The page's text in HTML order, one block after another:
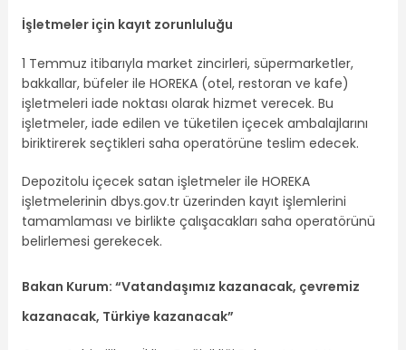
İşletmeler için kayıt zorunluluğu
1 Temmuz itibarıyla market zincirleri, süpermarketler,
bakkallar, büfeler ile HOREKA (otel, restoran ve kafe)
işletmeleri iade noktası olarak hizmet verecek. Bu
işletmeler, iade edilen ve tüketilen içecek ambalajlarını
biriktirerek seçtikleri saha operatörüne teslim edecek.
Depozitolu içecek satan işletmeler ile HOREKA
işletmelerinin dbys.gov.tr üzerinden kayıt işlemlerini
tamamlaması ve birlikte çalışacakları saha operatörünü
belirlemesi gerekecek.
Bakan Kurum: “Vatandaşımız kazanacak, çevremiz
kazanacak, Türkiye kazanacak”